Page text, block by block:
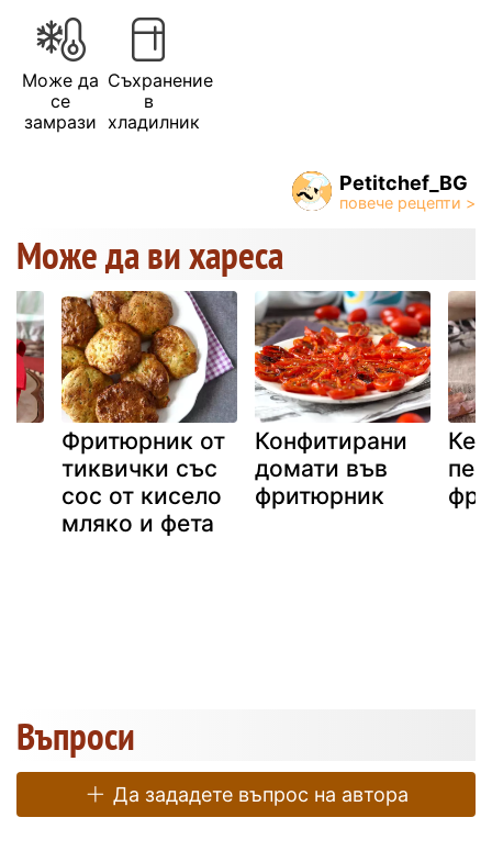
Може да
се
замрази
Съхранение
в
хладилник
Petitchef_BG
Може да ви хареса
Фритюрник от
тиквички със
сос от кисело
мляко и фета
Конфитирани
домати във
фритюрник
Въпроси
Да зададете въпрос на автора